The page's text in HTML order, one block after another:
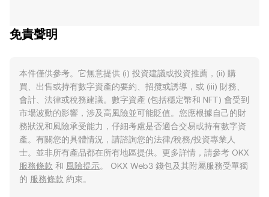
免責聲明
本件僅供參考。它無意提供 (i) 投資建議或投資推薦，(ii) 購
買、出售或持有數字資產的要約、招攬或誘導，或 (iii) 財務、
會計、法律或稅務建議。數字資產 (包括穩定幣和 NFT) 會受到
市場波動的影響，涉及高風險並可能貶值。您應根據自己的財
務狀況和風險承受能力，仔細考慮是否適合交易或持有數字資
產。有關您的具體情況，請諮詢您的法律/稅務/投資專業人
士。並非所有產品都在所有地區提供。更多詳情，請參考 OKX
服務條款 和 風險提示。 OKX Web3 錢包及其附屬服務受單獨
的 服務條款 約束。